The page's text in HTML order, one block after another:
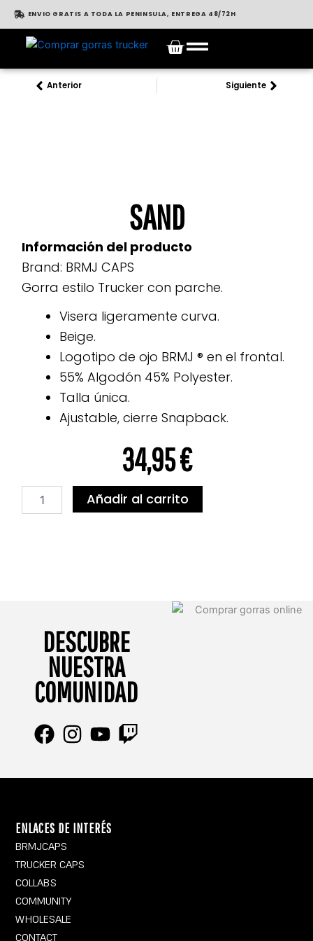
contenido
ENVIO GRATIS A TODA LA PENINSULA, ENTREGA 48/72H
Cart
Prev
Anterior SiguienteNext
SAND
Información del producto
Brand: BRMJ CAPS
Gorra estilo Trucker con parche.
Visera ligeramente curva.
Beige.
Logotipo de ojo BRMJ®en el frontal.
55% Algodón 45% Polyester.
Talla única.
Ajustable, cierre Snapback.
34,95€
cantidad
Añadir al carrito
DESCUBRE
NUESTRA
COMUNIDAD
F
c
o
o
k
I
s
g
r
a
m
Y
u
u
b
T
i
ENLACES DE INTERÉS
BRMJCAPS
TRUCKER CAPS
COLLABS
COMMUNITY
WHOLESALE
CONTACT